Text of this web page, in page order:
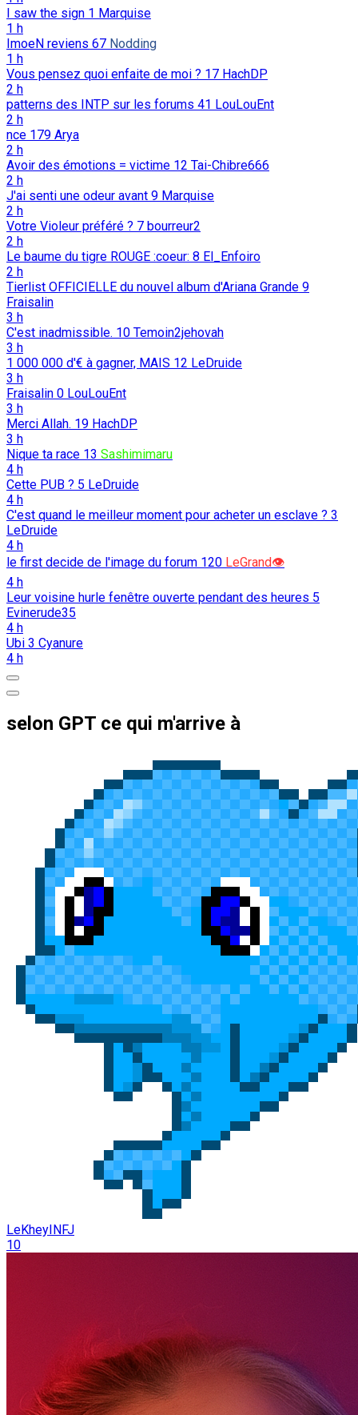
I saw the sign 1 Marquise
1 h
ImoeN reviens 67 Nodding
1 h
Vous pensez quoi enfaite de moi ? 17 HachDP
2 h
patterns des INTP sur les forums 41 LouLouEnt
2 h
nce 179 Arya
2 h
Avoir des émotions = victime 12 Tai-Chibre666
2 h
J'ai senti une odeur avant 9 Marquise
2 h
Votre Violeur préféré ? 7 bourreur2
2 h
Le baume du tigre ROUGE :coeur: 8 El_Enfoiro
2 h
Tierlist OFFICIELLE du nouvel album d'Ariana Grande 9
Fraisalin
3 h
C'est inadmissible. 10 Temoin2jehovah
3 h
1 000 000 d'€ à gagner, MAIS 12 LeDruide
3 h
Fraisalin 0 LouLouEnt
3 h
Merci Allah. 19 HachDP
3 h
Nique ta race 13 Sashimimaru
4 h
Cette PUB ? 5 LeDruide
4 h
C'est quand le meilleur moment pour acheter un esclave ? 3
LeDruide
4 h
le first decide de l'image du forum 120 LeGrand👁️
4 h
Leur voisine hurle fenêtre ouverte pendant des heures 5
Evinerude35
4 h
Ubi 3 Cyanure
4 h
selon GPT ce qui m'arrive à
LeKheyINFJ
10